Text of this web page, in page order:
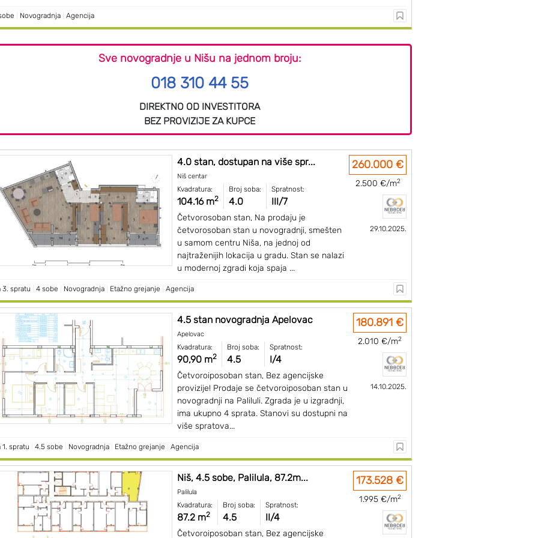
Novogradnja Agencija
Sve novogradnje u Nišu na jednom broju:
018 310 44 55
DIREKTNO OD INVESTITORA
BEZ PROVIZIJE ZA KUPCE
4.0 stan, dostupan na više spr...
Niš centar
Kvadratura:
104.16 m2
Broj soba:
4.0
Spratnost:
III/7
Četvorosoban stan, Na prodaju je
četvorosoban stan u novogradnji, smešten
u samom centru Niša, na jednoj od
najtraženijih lokacija u gradu. Stan se nalazi
u modernoj zgradi koja spaja ...
260.000 €
2.500 €/m2
29.10.2025.
3. spratu 4 sobe Novogradnja Etažno grejanje Agencija
4.5 stan novogradnja Apelovac
Apelovac
Kvadratura:
90,90 m2
Broj soba:
4.5
Spratnost:
I/4
Četvoroiposoban stan, Bez agencijske
provizije! Prodaje se četvoroiposoban stan u
novogradnji na Paliluli. Zgrada je u izgradnji,
ima ukupno 4 sprata. Stanovi su dostupni na
više spratova...
180.891 €
2.010 €/m2
14.10.2025.
1. spratu 4.5 sobe Novogradnja Etažno grejanje Agencija
Niš, 4.5 sobe, Palilula, 87.2m...
Palilula
Kvadratura:
87.2 m2
Broj soba:
4.5
Spratnost:
II/4
Četvoroiposoban stan, Bez agencijske
173.528 €
1.995 €/m2